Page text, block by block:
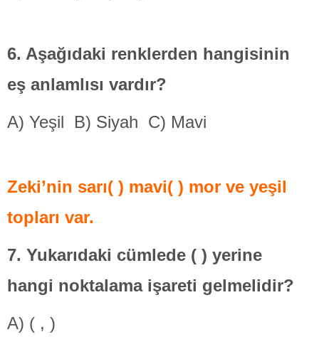
6. Aşağıdaki renklerden hangisinin
eş anlamlısı vardır?
A) Yeşil B) Siyah C) Mavi
Zeki’nin sarı( ) mavi( ) mor ve yeşil
topları var.
7. Yukarıdaki cümlede ( ) yerine
hangi noktalama işareti gelmelidir?
A) ( , )